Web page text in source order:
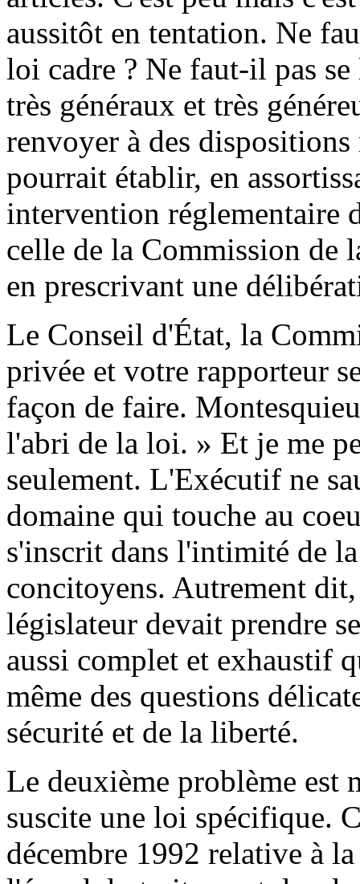
aussitôt en tentation. Ne
loi cadre ? Ne faut-il pas
très généraux et très
renvoyer à des
pourrait établir, en
intervention réglementaire
celle de la Commission de
en prescrivant une
Le Conseil d'État, la
privée et votre rapporteur
façon de faire.
l'abri de la loi. » Et je me
seulement. L'Exécutif ne
domaine qui touche au
s'inscrit dans l'intimité de
concitoyens. Autrement
législateur devait prendre
aussi complet et exhaustif
même des questions
sécurité et de la liberté.
Le deuxième problème est
suscite une loi spécifique.
décembre 1992 relative à